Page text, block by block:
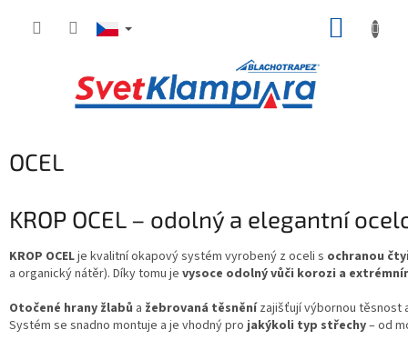
OCEL
KROP OCEL – odolný a elegantní
KROP OCELje kvalitní okapový systém vyrobený z oceli s ochranou
a organický nátěr). Díky tomu je vysoce odolný vůči korozi a
Otočené hrany žlabů a žebrovaná těsněnízajišťují výbornou těsnost
Systém se snadno montuje a je vhodný pro jakýkoli typ střechy– od